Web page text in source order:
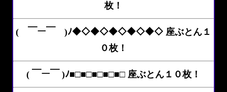
枚！
( ￣ー￣ )ﾉ◆◇◆◇◆◇◆◇◆◇ 座ぶとん１
０枚！
( ￣ー￣ )ﾉ■□■□■□■□■□ 座ぶとん１０枚！